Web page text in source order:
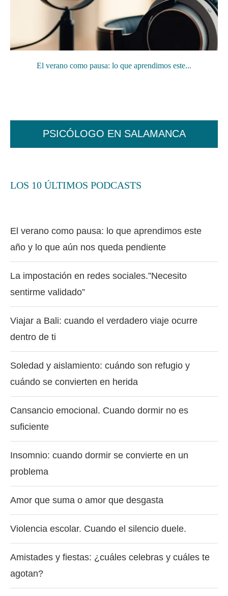
El verano como pausa: lo que aprendimos este...
PSICÓLOGO EN SALAMANCA
LOS 10 ÚLTIMOS PODCASTS
El verano como pausa: lo que aprendimos este
año y lo que aún nos queda pendiente
La impostación en redes sociales.”Necesito
sentirme validado”
Viajar a Bali: cuando el verdadero viaje ocurre
dentro de ti
Soledad y aislamiento: cuándo son refugio y
cuándo se convierten en herida
Cansancio emocional. Cuando dormir no es
suficiente
Insomnio: cuando dormir se convierte en un
problema
Amor que suma o amor que desgasta
Violencia escolar. Cuando el silencio duele.
Amistades y fiestas: ¿cuáles celebras y cuáles te
agotan?